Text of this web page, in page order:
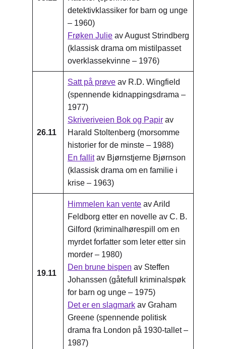
detektivklassiker for barn og unge
– 1960)
Frøken Julie av August Strindberg
(klassisk drama om mistilpasset
overklassekvinne – 1976)
26.11
Satt på prøve av R.D. Wingfield
(spennende kidnappingsdrama –
1977)
Skriveriveien Bok og Papir av
Harald Stoltenberg (morsomme
historier for de minste – 1988)
En fallitav Bjørnstjerne Bjørnson
(klassisk drama om en familie i
krise – 1963)
19.11
Himmelen kan vente av Arild
Feldborg etter en novelle av C. B.
Gilford (kriminalhørespill om en
myrdet forfatter som leter etter sin
morder – 1980)
Den brune bispen av Steffen
Johanssen (gåtefull kriminalspøk
for barn og unge – 1975)
Det er en slagmark av Graham
Greene (spennende politisk
drama fra London på 1930-tallet –
1987)